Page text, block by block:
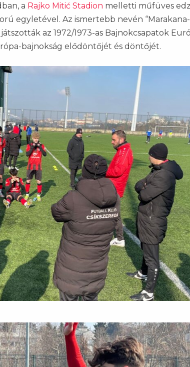
a Rajko Mitić Stadion melletti műfüves
egyletével. Az ismertebb nevén
az 1972/1973-as Bajnokcsapatok
bajnokság elődöntőjét és döntőjét.